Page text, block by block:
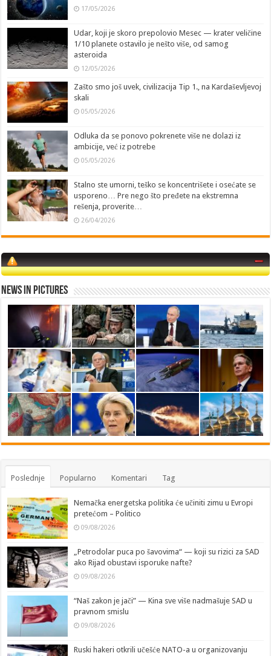
17/05/2026
Udar, koji je skoro prepolovio Mesec — krater veličine
1/10 planete ostavilo je nešto više, od samog
asteroida
12/05/2026
Zašto smo još uvek, civilizacija Tip 1., na Kardaševljevoj
skali
05/05/2026
Odluka da se ponovo pokrenete više ne dolazi iz
ambicije, već iz potrebe
05/05/2026
Stalno ste umorni, teško se koncentrišete i osećate se
usporeno… Pre nego što pređete na ekstremna
rešenja, proverite…
26/04/2026
News in Pictures
Poslednje Popularno Komentari Tag
Nemačka energetska politika će učiniti zimu u Evropi
pretećom – Politico
09/08/2026
„Petrodolar puca po šavovima“ — koji su rizici za SAD
ako Rijad obustavi isporuke nafte?
09/08/2026
“Naš zakon je jači” — Kina sve više nadmašuje SAD u
pravnom smislu
09/08/2026
Ruski hakeri otkrili učešće NATO-a u organizovanju